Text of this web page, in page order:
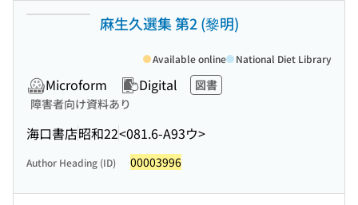
麻生久選集 第2 (黎明)
Microform Digital
図書
障害者向け資料あり
海口書店昭和22<081.6-A93ウ>
Available online National Diet Library
Author Heading (ID) 00003996